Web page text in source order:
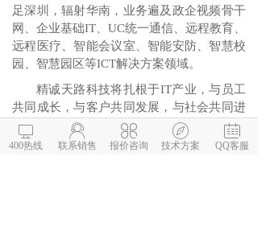
足深圳，辐射华南，业务遍及政企视频骨干
网、企业基础IT、UC统一通信、远程教育、
远程医疗、智能会议室、智能安防、智慧校
园、智慧园区等ICT解决方案领域。
精诚天路科技将扎根于IT产业，与员工
共同成长，与客户共同发展，与社会共同进
步，并精心致力于打造具有一定品牌知名度
的——专业信息系统整体解决方案及服务提

400热线

联系销售

报价咨询

技术方案

QQ客服